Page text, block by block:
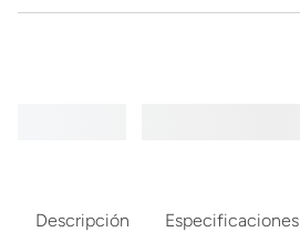
Descripción Especificaciones